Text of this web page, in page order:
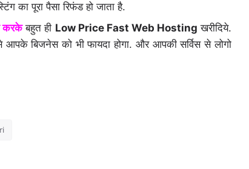
का पूरा पैसा रिफंड हो जाता है.
करकेबहुत ही Low Price Fast Web Hosting खरीदिये.
बिजनेस को भी फायदा होगा. और आपकी सर्विस से लोगो